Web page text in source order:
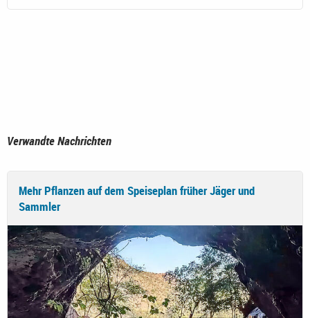
Verwandte Nachrichten
Mehr Pflanzen auf dem Speiseplan früher Jäger und
Sammler